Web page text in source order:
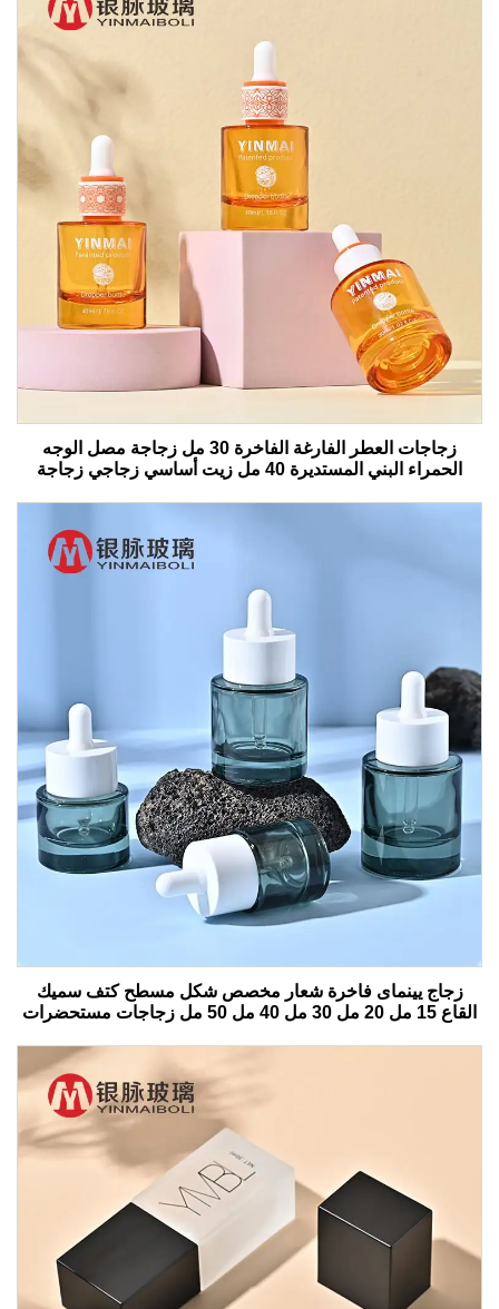
زجاجات العطر الفارغة الفاخرة 30 مل زجاجة مصل الوجه
الحمراء البني المستديرة 40 مل زيت أساسي زجاجي زجاجة
زجاج يينماى فاخرة شعار مخصص شكل مسطح كتف سميك
القاع 15 مل 20 مل 30 مل 40 مل 50 مل زجاجات مستحضرات